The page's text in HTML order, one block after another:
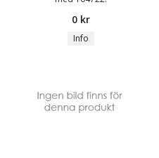
0 kr
Info